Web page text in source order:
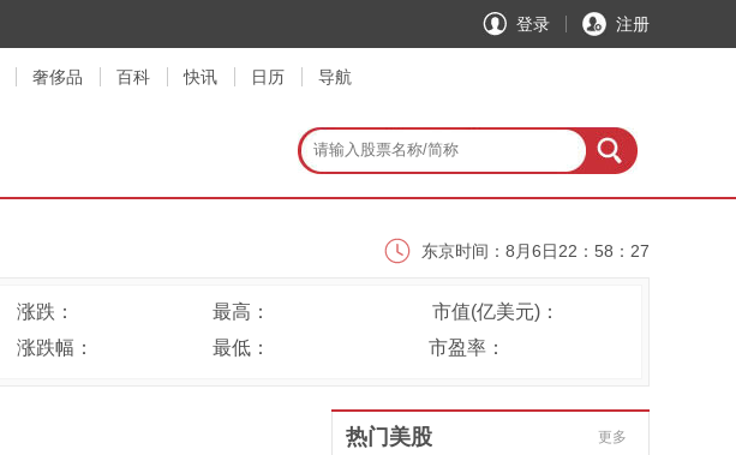
注册
登录
奢侈品 百科 快讯 日历 导航
美东时间： 8月6日08：58：28
北京时间：8月6日21：58：28
东京时间： 8月6日22：58：28
伦敦时间：8月6日13：58：28
美东时间：
涨跌： 最高：
市值(亿美元)：
涨跌幅： 最低： 市盈率：
热门美股 更多